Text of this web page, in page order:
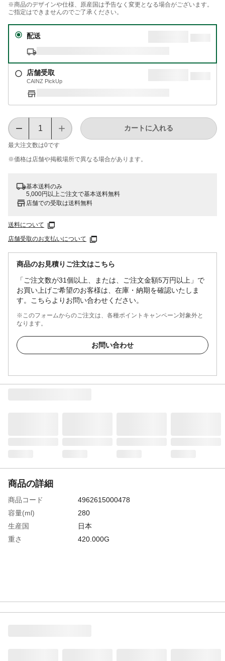
※商品のデザインや仕様、原産国は予告なく変更となる場合がございます。
ご指定はできませんのでご了承ください。
配送
店舗受取
CAINZ PickUp
最大注文数は0です
カートに入れる
※価格は​店舗や​掲載場所で​異なる​場合が​あります。
基本送料のみ
5,000円以上ご注文で基本送料無料
店舗での受取は送料無料
送料について
店舗受取のお支払いについて
商品のお見積りご注文はこちら
「ご注文数が31個以上、または、ご注文金額5万円以上」で
お買い上げご希望のお客様は、在庫・納期を確認いたしま
す。こちらよりお問い合わせください。
※このフォームからのご注文は、各種ポイントキャンペーン対象外と
なります。
お問い合わせ
商品の詳細
商品コード
4962615000478
容量(ml)
280
生産国
日本
重さ
420.000G